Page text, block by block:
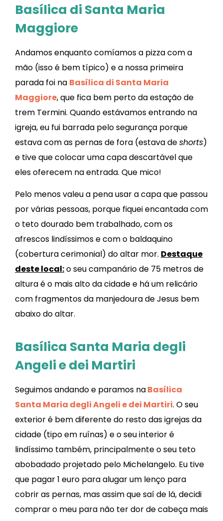
Basílica di Santa Maria
Maggiore
Andamos enquanto comíamos a pizza com a
mão (isso é bem típico) e a nossa primeira
parada foi na Basílica di Santa Maria
Maggiore, que fica bem perto da estação de
trem Termini. Quando estávamos entrando na
igreja, eu fui barrada pelo segurança porque
estava com as pernas de fora (estava deshorts)
e tive que colocar uma capa descartável que
eles oferecem na entrada. Que mico!
Pelo menos valeu a pena usar a capa que passou
por várias pessoas, porque fiquei encantada com
o teto dourado bem trabalhado, com os
afrescos lindíssimos e com o baldaquino
(cobertura cerimonial) do altar mor. Destaque
deste local:o seu campanário de 75 metros de
altura é o mais alto da cidade e há um relicário
com fragmentos da manjedoura de Jesus bem
abaixo do altar.
Basílica Santa Maria degli
Angeli e dei Martiri
Seguimos andando e paramos naBasílica
Santa Maria degli Angeli e dei Martiri. O seu
exterior é bem diferente do resto das igrejas da
cidade (tipo em ruínas) e o seu interior é
lindíssimo também, principalmente o seu teto
abobadado projetado pelo Michelangelo. Eu tive
que pagar 1 euro para alugar um lenço para
cobrir as pernas, mas assim que saí de lá, decidi
comprar o meu para não ter dor de cabeça mais